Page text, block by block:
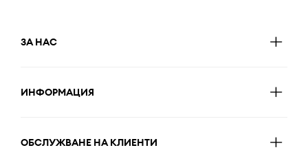
ЗА НАС
ИНФОРМАЦИЯ
ОБСЛУЖВАНЕ НА КЛИЕНТИ